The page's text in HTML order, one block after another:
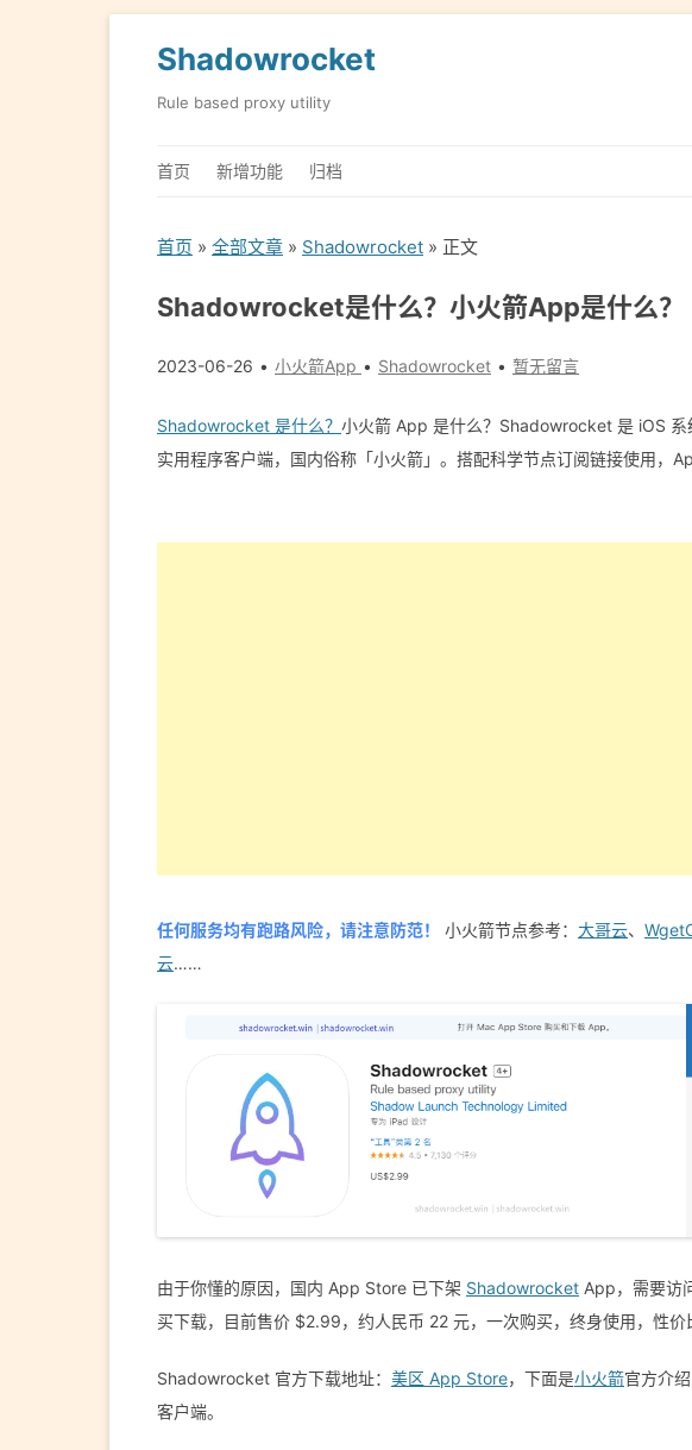
Shadowrocket
Rule based proxy utility
首页 新增功能 归档
首页 » 全部文章 » Shadowrocket » 正文
Shadowrocket是什么？小火箭App是什么？
2023-06-26 小火箭App Shadowrocket 暂无留言
Shadowrocket 是什么？ 小火箭 App 是什么？Shadowrocket 是 iOS
实用程序客户端，国内俗称「小火箭」。搭配科学节点订阅链接使用，
任何服务均有跑路风险，请注意防范！ 小火箭节点参考： 大哥云、
云……
由于你懂的原因，国内 App Store 已下架 Shadowrocket App，需要访
买下载，目前售价 $2.99，约人民币 22 元，一次购买，终身使用，性价
Shadowrocket 官方下载地址： 美区 App Store，下面是小火箭官方介
客户端。